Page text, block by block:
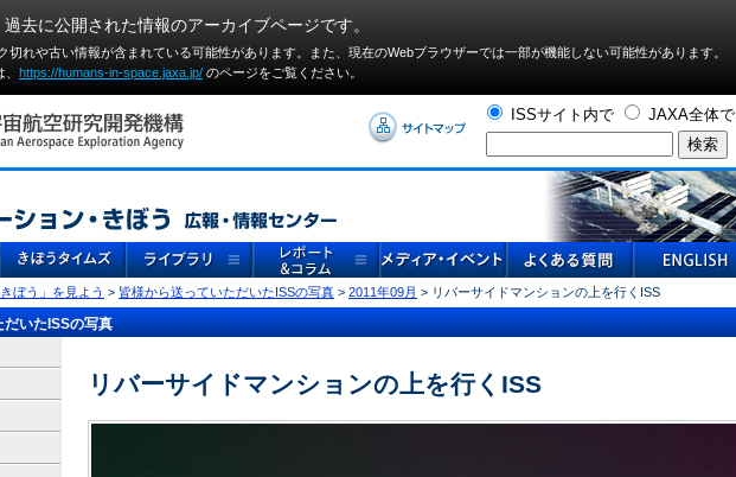
去に公開された情報のアーカイブページです。
切れや古い情報が含まれている可能性があります。また、現在のWebブラウザーでは⼀部が機能しない可能性があります。
https://humans-in-space.jaxa.jp/ のページをご覧ください。
ISSサイト内で JAXA全体で
きぼう」を見よう > 皆様から送っていただいたISSの写真 > 2011年09月 > リバーサイドマンションの上を行くISS
いたISSの写真
リバーサイドマンションの上を行くISS